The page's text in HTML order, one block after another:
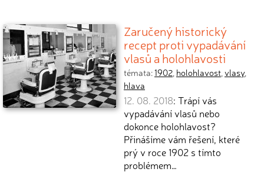
Zaručený historický
recept proti vypadávání
vlasů a holohlavosti
témata:1902, holohlavost,vlasy,
hlava
12. 08. 2018: Trápí vás
vypadávání vlasů nebo
dokonce holohlavost?
Přinášíme vám řešení, které
prý v roce 1902 s tímto
problémem…